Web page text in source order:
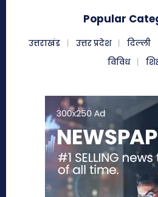
Popular
उत्तराखंड उत्तर प्रदेश दिल्ली
विविध